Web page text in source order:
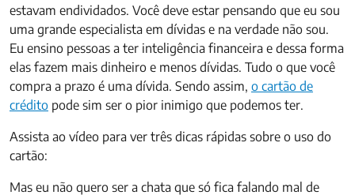
estavam endividados. Você deve estar pensando que eu sou
uma grande especialista em dívidas e na verdade não sou.
Eu ensino pessoas a ter inteligência financeira e dessa forma
elas fazem mais dinheiro e menos dívidas. Tudo o que você
compra a prazo é uma dívida. Sendo assim, o cartão de
crédito pode sim ser o pior inimigo que podemos ter.
Assista ao vídeo para ver três dicas rápidas sobre o uso do
cartão:
Mas eu não quero ser a chata que só fica falando mal de